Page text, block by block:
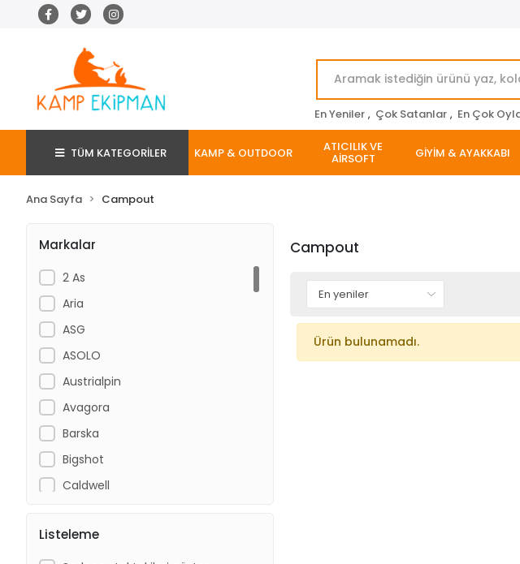
En Yeniler , Çok Satanlar , En Çok
TÜM KATEGORİLER KAMP & OUTDOOR ATICILIK VE
AİRSOFT GİYİM & AYAKKABI
Ana Sayfa Campout
Markalar
2 As
Aria
ASG
ASOLO
Austrialpin
Avagora
Barska
Bigshot
Caldwell
CRKT
Listeleme
Campout
Ürün bulunamadı.